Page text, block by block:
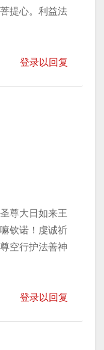
提心。利益法
登录以回复
尊大日如来王
钦诺！虔诚祈
空行护法善神
登录以回复